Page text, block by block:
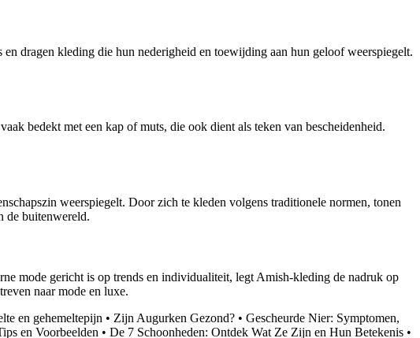
dragen kleding die hun nederigheid en toewijding aan hun geloof weerspiegelt.
bedekt met een kap of muts, die ook dient als teken van bescheidenheid.
weerspiegelt. Door zich te kleden volgens traditionele normen, tonen
de buitenwereld.
mode gericht is op trends en individualiteit, legt Amish-kleding de nadruk op
naar mode en luxe.
en gehemeltepijn • Zijn Augurken Gezond? • Gescheurde Nier: Symptomen,
en Voorbeelden • De 7 Schoonheden: Ontdek Wat Ze Zijn en Hun Betekenis •